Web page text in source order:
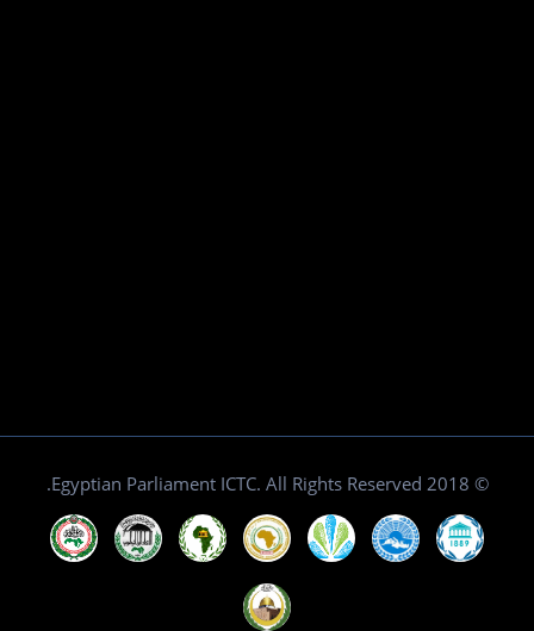
© 2018 Egyptian Parliament ICTC. All Rights Reserved.